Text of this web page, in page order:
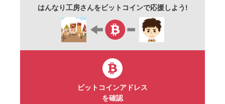
ベクター メニュー グラデーション
テキストパス
はんなり工房さんをビットコインで応援しよう!
ビットコインアドレス
を確認